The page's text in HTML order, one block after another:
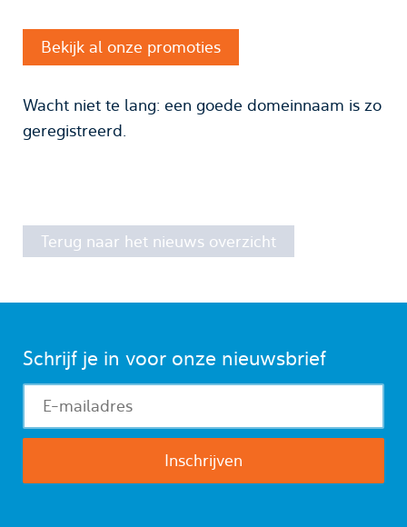
Bekijk al onze promoties
Wacht niet te lang: een goede domeinnaam is zo
geregistreerd.
Terug naar het nieuws overzicht
Schrijf je in voor onze nieuwsbrief